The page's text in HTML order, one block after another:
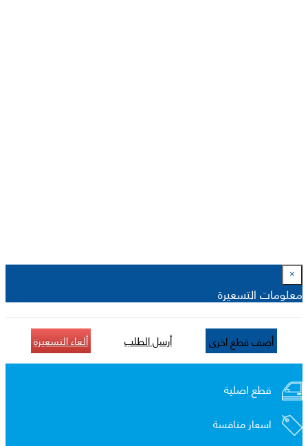
×
معلومات التسعيرة
أضف قطع اخرى أرسل الطلب ألغاء التسعيرة
قطع اصلية
اسعار منافسة